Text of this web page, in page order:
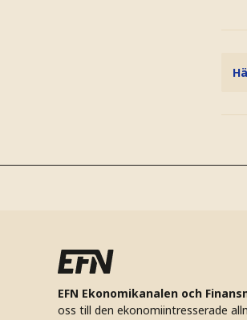
EFN Ekonomikanalen och
oss till den ekonomiintresserade